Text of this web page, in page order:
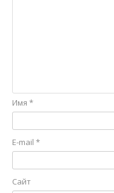
Имя *
E-mail *
Сайт